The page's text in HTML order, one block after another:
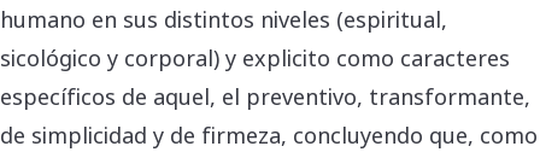
humano en sus distintos niveles (espiritual,
sicológico y corporal) y explicito como caracteres
específicos de aquel, el preventivo, transformante,
de simplicidad y de firmeza, concluyendo que, como